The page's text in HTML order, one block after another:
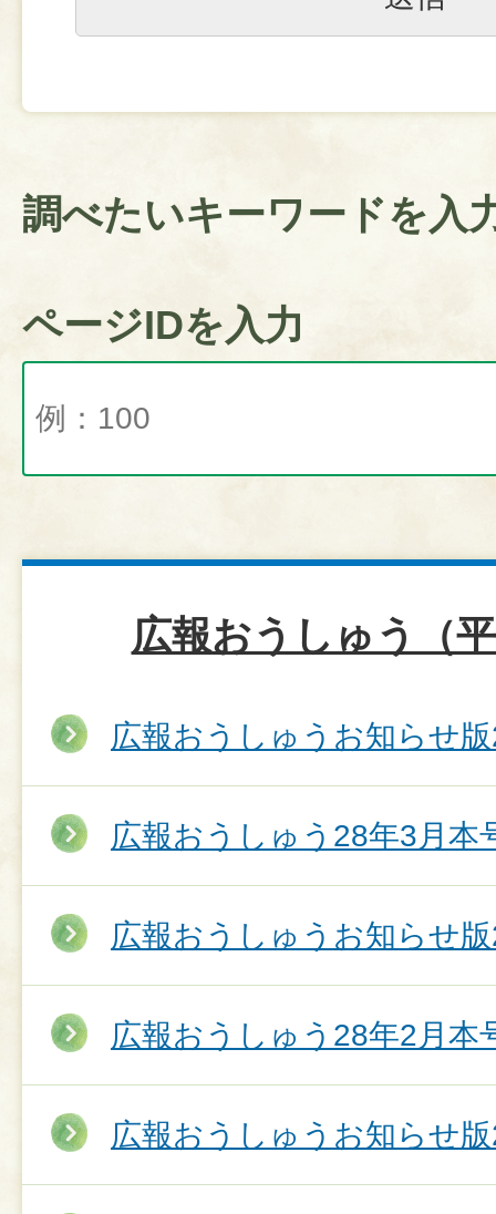
調べたいキーワードを入
ページIDを入力
広報おうしゅう（
広報おうしゅうお知らせ
広報おうしゅう28年3月本
広報おうしゅうお知らせ
広報おうしゅう28年2月本
広報おうしゅうお知らせ